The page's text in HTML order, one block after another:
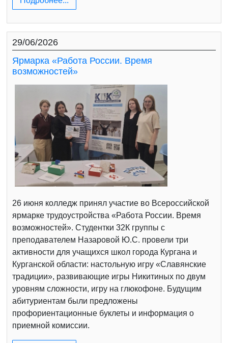
29/06/2026
Ярмарка «Работа России. Время
возможностей»
26 июня колледж принял участие во Всероссийской
ярмарке трудоустройства «Работа России. Время
возможностей». Студентки 32К группы с
преподавателем Назаровой Ю.С. провели три
активности для учащихся школ города Кургана и
Курганской области: настольную игру «Славянские
традиции», развивающие игры Никитиных по двум
уровням сложности, игру на глюкофоне. Будущим
абитуриентам были предложены
профориентационные буклеты и информация о
приемной комиссии.